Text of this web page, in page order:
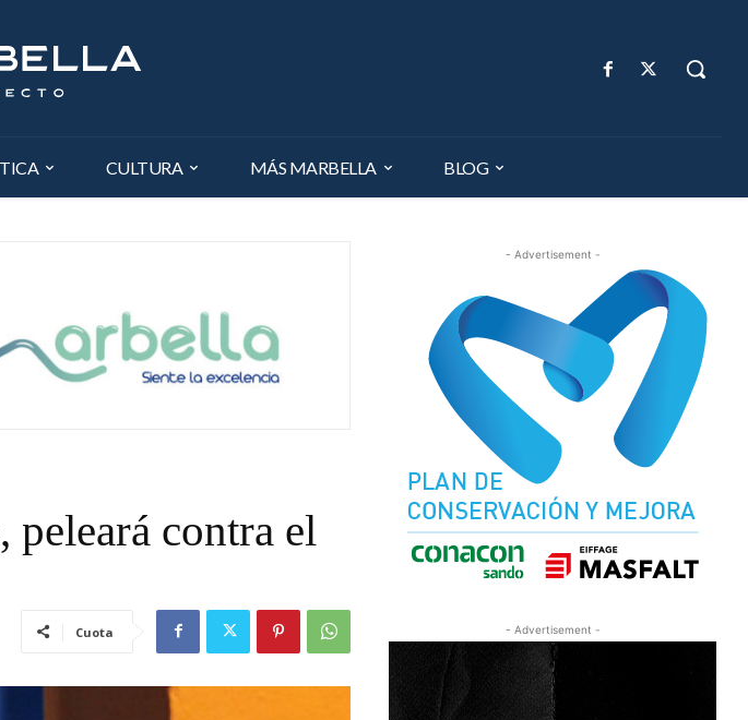
CULTURA MÁS MARBELLA BLOG
contra el
Cuota
- Advertisement -
- Advertisement -